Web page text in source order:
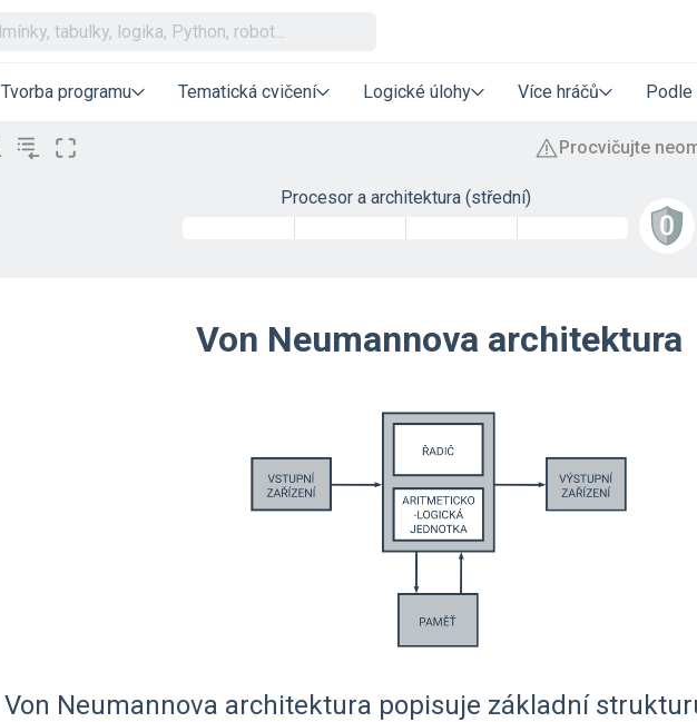
Tvorba programu Tematická cvičení Logické úlohy Více hráčů Podle
Procesor a architektura (střední)
Von Neumannova architektura
Von Neumannova architektura popisuje základní